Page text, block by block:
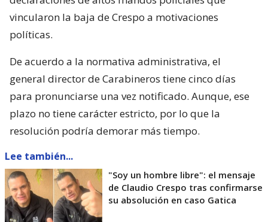
vincularon la baja de Crespo a motivaciones
políticas.
De acuerdo a la normativa administrativa, el
general director de Carabineros tiene cinco días
para pronunciarse una vez notificado. Aunque, ese
plazo no tiene carácter estricto, por lo que la
resolución podría demorar más tiempo.
Lee también...
"Soy un hombre libre": el mensaje
de Claudio Crespo tras confirmarse
su absolución en caso Gatica